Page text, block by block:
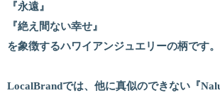
『永遠』
『絶え間ない幸せ』
を象徴するハワイアンジュエリーの柄です。
LocalBrandでは、他に真似のできない『